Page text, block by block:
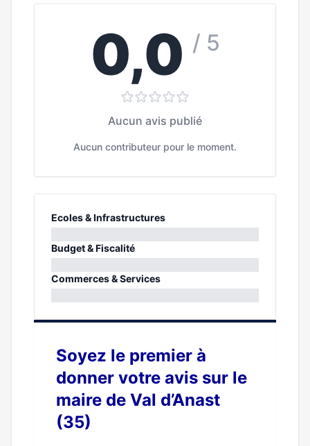
0,0 / 5
Aucun avis publié
Aucun contributeur pour le moment.
Ecoles & Infrastructures
0%
Budget & Fiscalité
0%
Commerces & Services
Soyez le premier à
donner votre avis sur le
maire de Val d’Anast
(35)